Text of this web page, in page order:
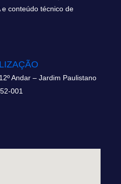
conteúdo técnico de
Andar – Jardim Paulistano
001